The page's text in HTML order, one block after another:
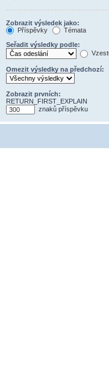
Zobrazit výsledek jako:
Příspěvky
Témata
Seřadit výsledky podle:
Omezit výsledky na předchozí:
Zobrazit prvních:
RETURN_FIRST_EXPLAIN
znaků příspěvku